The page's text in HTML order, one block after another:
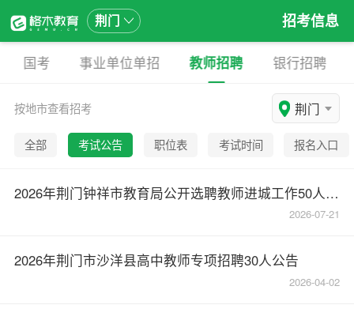
荆门 招考信息
国考 事业单位单招 教师招聘 银行招聘
按地市查看招考 荆门
全部 考试公告 职位表 考试时间 报名入口
2026年荆门钟祥市教育局公开选聘教师进城工作50人公告
2026-07-21
2026年荆门市沙洋县高中教师专项招聘30人公告
2026-04-02